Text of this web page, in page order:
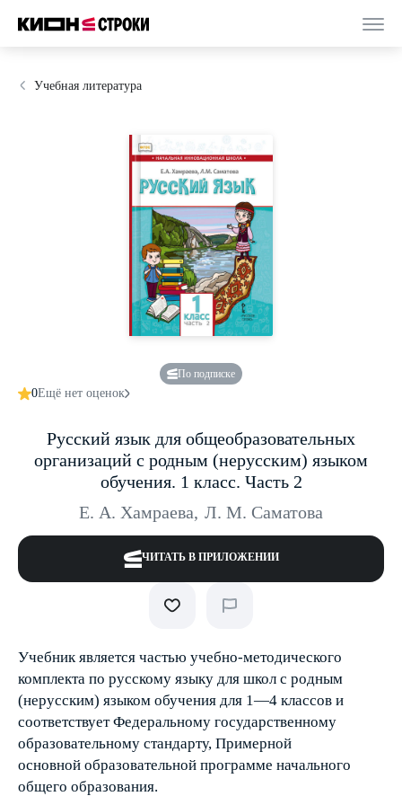
Учебная литература
По подписке
0Ещё нет оценок
Русский язык для общеобразовательных
организаций с родным (нерусским) языком
обучения. 1 класс. Часть 2
Е. А. Хамраева, Л. М. Саматова
ЧИТАТЬ В ПРИЛОЖЕНИИ
Учебник является частью учебно-методического
комплекта по русскому языку для школ с родным
(нерусским) языком обучения для 1—4 классов и
соответствует Федеральному государственному
образовательному стандарту, Примерной
основной образовательной программе начального
общего образования.